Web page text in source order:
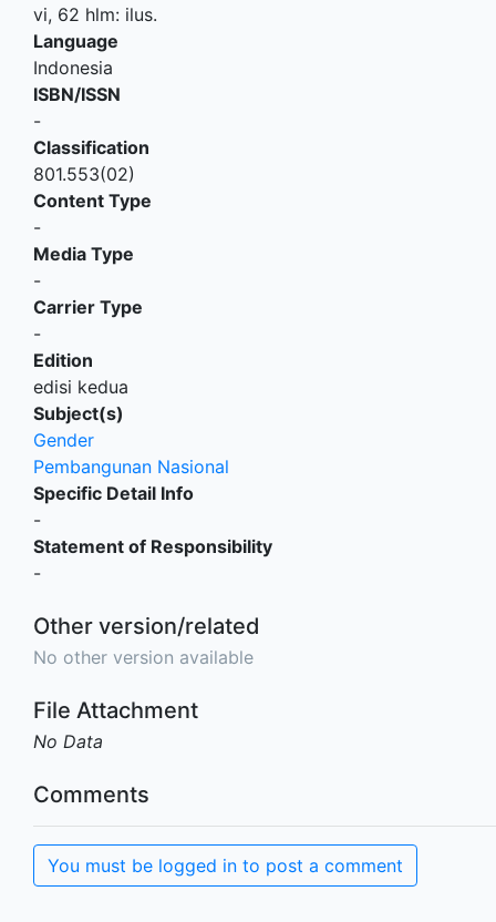
vi, 62 hlm: ilus.
Language
Indonesia
ISBN/ISSN
-
Classification
801.553(02)
Content Type
-
Media Type
-
Carrier Type
-
Edition
edisi kedua
Subject(s)
Gender
Pembangunan Nasional
Specific Detail Info
-
Statement of Responsibility
-
Other version/related
No other version available
File Attachment
No Data
Comments
You must be logged in to post a comment